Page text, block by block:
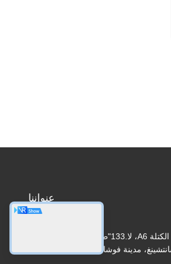
عنواننا
الغرفة 1402، الكتلة A6، لا.133"طريق جيهوا الغربي في
مدينة فوشان، مقاطعة "غوانغدونغ